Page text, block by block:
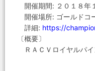
開催期間: ２０１８年
開催場所: ゴールドコ
詳細: https://
〔概要〕
ＲＡＣＶロイヤルパイ